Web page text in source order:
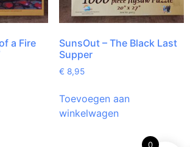
a Fire
SunsOut – The Black Last
Supper
€ 8,95
Toevoegen aan
winkelwagen
0